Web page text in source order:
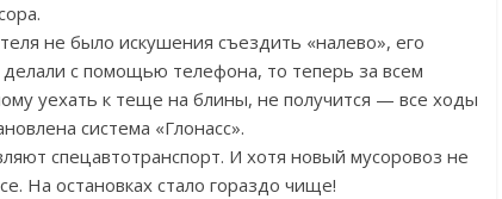
не было искушения съездить «налево», его
с помощью телефона, то теперь за всем
уехать к теще на блины, не получится — все ходы
система «Глонасс».
спецавтотранспорт. И хотя новый мусоровоз не
На остановках стало гораздо чище!